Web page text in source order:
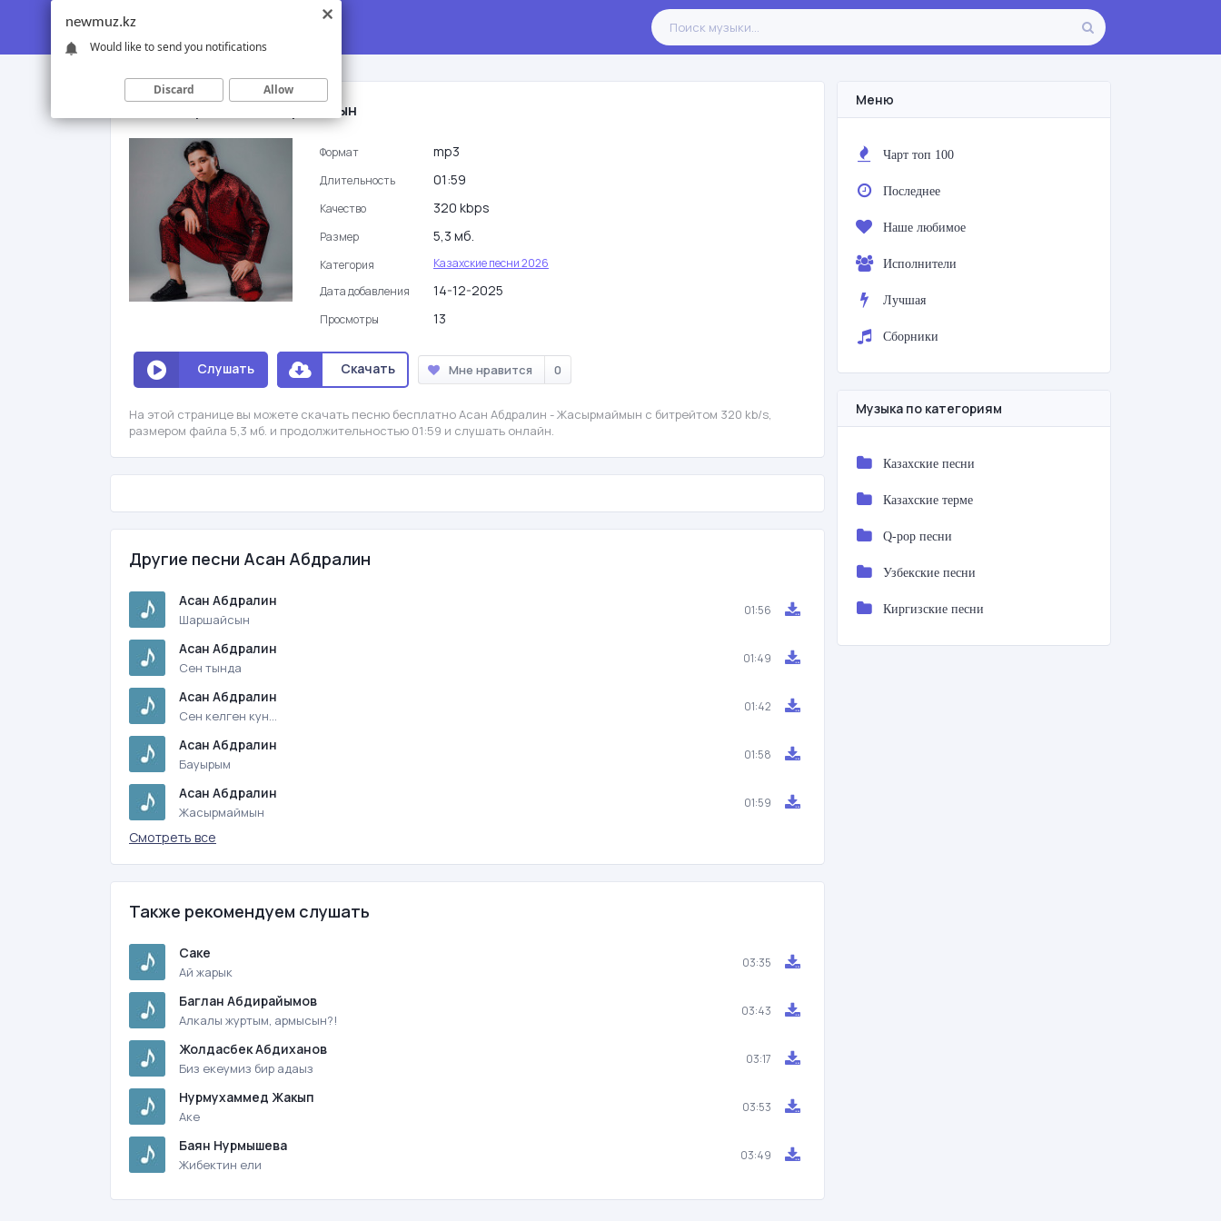
Асан Абдралин - Жасырмаймын
Формат mp3
Длительность 01:59
Качество 320 kbps
Размер 5,3 мб.
Категория
Казахские песни 2026
Дата добавления
14-12-2025
Просмотры 13
Слушать Скачать Мне нравится 0
На этой странице вы можете скачать песню бесплатно Асан Абдралин - Жасырмаймын с битрейтом 320 kb/s,
размером файла 5,3 мб. и продолжительностью 01:59 и слушать онлайн.
Другие песни Асан Абдралин
Асан Абдралин
Шаршайсын
01:56
Асан Абдралин
Сен тында
01:49
Асан Абдралин
Сен келген кун…
01:42
Асан Абдралин
Бауырым
01:58
Асан Абдралин
Жасырмаймын
01:59
Смотреть все
Также рекомендуем слушать
Саке
Ай жарык
03:35
Баглан Абдирайымов
Алкалы журтым, армысын?!
03:43
Жолдасбек Абдиханов
Биз екеумиз бир адаыз
03:17
Нурмухаммед Жакып
Аке
03:53
Баян Нурмышева
Жибектин ели
03:49
Меню
Чарт топ 100
Последнее
Наше любимое
Исполнители
Лучшая
Сборники
Музыка по категориям
Казахские песни
Казахские терме
Q-pop песни
Узбекские песни
Киргизские песни
newmuz.kz
Would like to send you notifications
Discard Allow